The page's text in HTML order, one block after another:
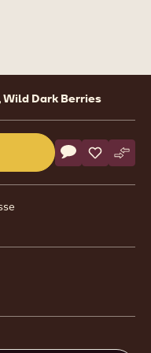
1
to slide 2
to slide 3
Wild Dark Berries
Actions
Schreibe
- 7811Speichern
- 7811-